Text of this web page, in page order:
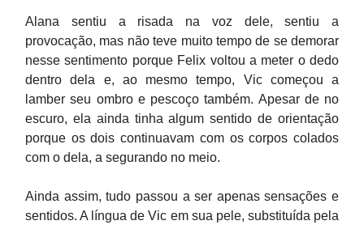
Alana sentiu a risada na voz dele, sentiu a
provocação, mas não teve muito tempo de se demorar
nesse sentimento porque Felix voltou a meter o dedo
dentro dela e, ao mesmo tempo, Vic começou a
lamber seu ombro e pescoço também. Apesar de no
escuro, ela ainda tinha algum sentido de orientação
porque os dois continuavam com os corpos colados
com o dela, a segurando no meio.
Ainda assim, tudo passou a ser apenas sensações e
sentidos. A língua de Vic em sua pele, substituída pela